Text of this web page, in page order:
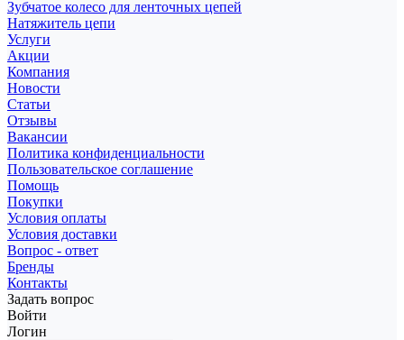
Зубчатое колесо для ленточных цепей
Натяжитель цепи
Услуги
Акции
Компания
Новости
Статьи
Отзывы
Вакансии
Политика конфиденциальности
Пользовательское соглашение
Помощь
Покупки
Условия оплаты
Условия доставки
Вопрос - ответ
Бренды
Контакты
Задать вопрос
Войти
Логин